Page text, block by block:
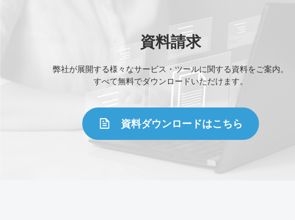
資料請求
弊社が展開する様々なサービス・ツールに関する資料をご案内。
すべて無料でダウンロードいただけます。
資料ダウンロードはこちら